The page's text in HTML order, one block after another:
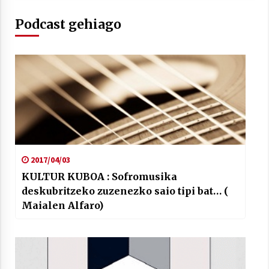
Podcast gehiago
2017/04/03
KULTUR KUBOA : Sofromusika
deskubritzeko zuzenezko saio tipi bat… (
Maialen Alfaro)